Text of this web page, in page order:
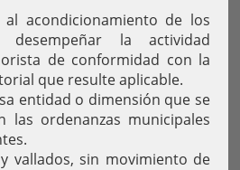
al acondicionamiento de los
desempeñar la actividad
de conformidad con la
que resulte aplicable.
entidad o dimensión que se
las ordenanzas municipales
vallados, sin movimiento de